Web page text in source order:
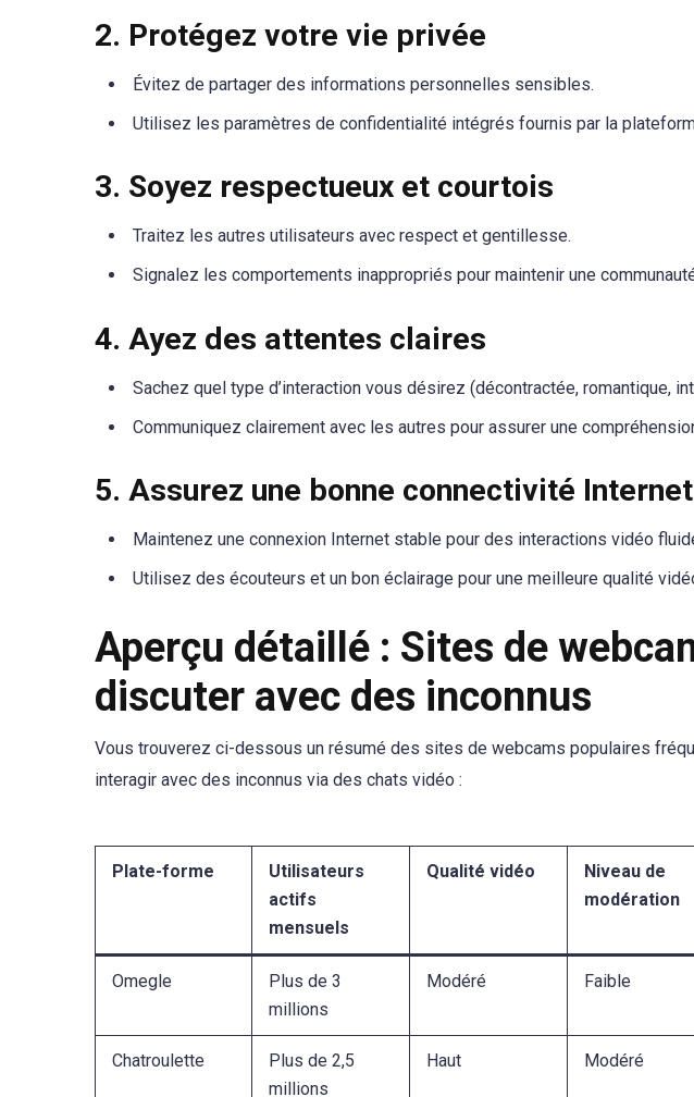
2. Protégez votre vie privée
Évitez de partager des informations personnelles sensibles.
Utilisez les paramètres de confidentialité intégrés fournis par la
3. Soyez respectueux et courtois
Traitez les autres utilisateurs avec respect et gentillesse.
Signalez les comportements inappropriés pour maintenir une
4. Ayez des attentes claires
Sachez quel type d’interaction vous désirez (décontractée, romantique,
Communiquez clairement avec les autres pour assurer une
5. Assurez une bonne connectivité Internet
Maintenez une connexion Internet stable pour des interactions vidéo
Utilisez des écouteurs et un bon éclairage pour une meilleure qualité
Aperçu détaillé : Sites de
discuter avec des inconnus
Vous trouverez ci-dessous un résumé des sites de webcams populaires
interagir avec des inconnus via des chats vidéo :
Plate-forme
Utilisateurs
actifs
mensuels
Qualité vidéo
Niveau de
modération
Omegle
Plus de 3
millions
Modéré Faible
Chatroulette
Plus de 2,5
millions
Haut Modéré